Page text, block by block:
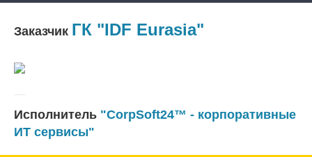
Заказчик ГК "IDF Eurasia"
Исполнитель "CorpSoft24™ - корпоративные
ИТ сервисы"